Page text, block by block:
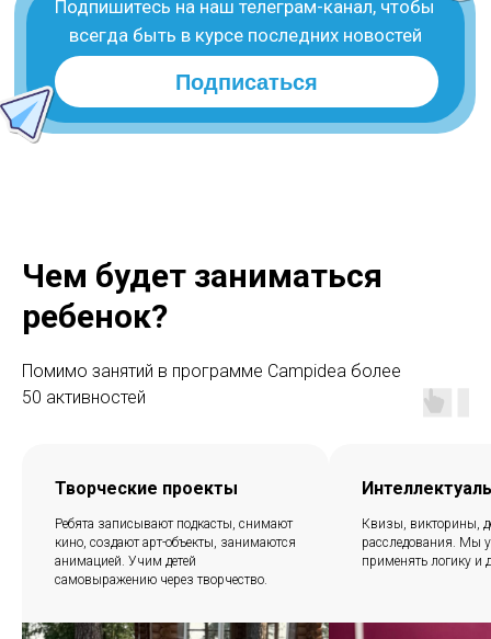
Чем будет заниматься
ребенок?
Помимо занятий в программе Campidea более
50 активностей
Творческие проекты
Ребята записывают подкасты, снимают
кино, создают арт-объекты, занимаются
анимацией. Учим детей
самовыражению через творчество.
Квизы, викторины,
расследования. Мы
применять логику и